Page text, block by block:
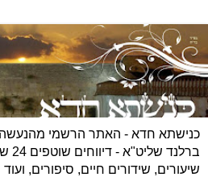
כנישתא חדא - האתר הרשמי מהנעשה
שיעורים, שידורים חיים, סיפורים, ועוד